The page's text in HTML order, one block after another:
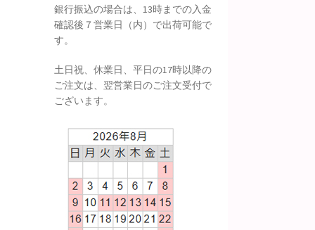
銀行振込の場合は、13時までの入金
確認後７営業日（内）で出荷可能で
す。
土日祝、休業日、平日の17時以降の
ご注文は、翌営業日のご注文受付で
ございます。